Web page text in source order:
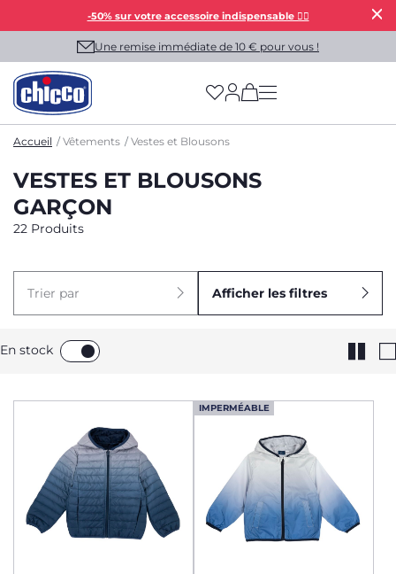
-50% sur votre accessoire indispensable 👯‍♀️
Une remise immédiate de 10 € pour vous !
(has more options
Accueil Vêtements Vestes et Blousons
VESTES ET BLOUSONS
GARÇON
22 Produits
Trier par Afficher les filtres
En stock
IMPERMÉABLE